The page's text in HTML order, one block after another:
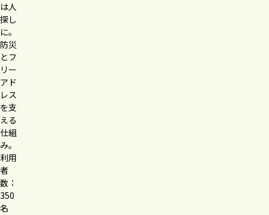
は人
探し
に。
防災
とフ
リー
アド
レス
を支
える
仕組
み。
利用
者
数：
350
名